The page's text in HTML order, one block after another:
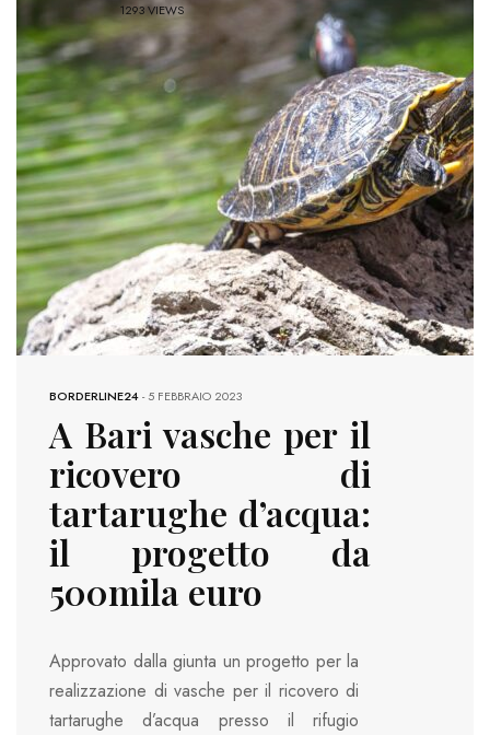
1293 VIEWS
BORDERLINE24-5 FEBBRAIO 2023
A Bari vasche per il
ricovero di
tartarughe d’acqua:
il progetto da
500mila euro
Approvato dalla giunta un progetto per la
realizzazione di vasche per il ricovero di
tartarughe d’acqua presso il rifugio